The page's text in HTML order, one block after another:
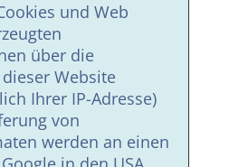
und Web
über die
Website
Ihrer IP-Adresse)
von
werden an einen